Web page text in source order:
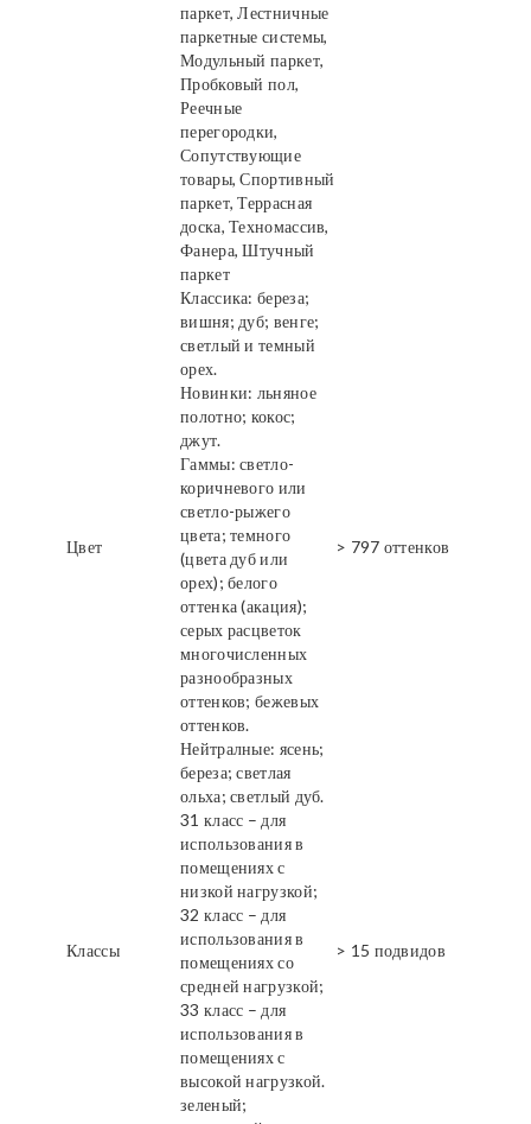
паркет, Лестничные
паркетные системы,
Модульный паркет,
Пробковый пол,
Реечные
перегородки,
Сопутствующие
товары, Спортивный
паркет, Террасная
доска, Техномассив,
Фанера, Штучный
паркет
Цвет
Классика: береза;
вишня; дуб; венге;
светлый и темный
орех.
Новинки: льняное
полотно; кокос;
джут.
Гаммы: светло-
коричневого или
светло-рыжего
цвета; темного
(цвета дуб или
орех); белого
оттенка (акация);
серых расцветок
многочисленных
разнообразных
оттенков; бежевых
оттенков.
Нейтралные: ясень;
береза; светлая
ольха; светлый дуб.
> 797 оттенков
Классы
31 класс – для
использования в
помещениях с
низкой нагрузкой;
32 класс – для
использования в
помещениях со
средней нагрузкой;
33 класс – для
использования в
помещениях с
высокой нагрузкой.
> 15 подвидов
зеленый;